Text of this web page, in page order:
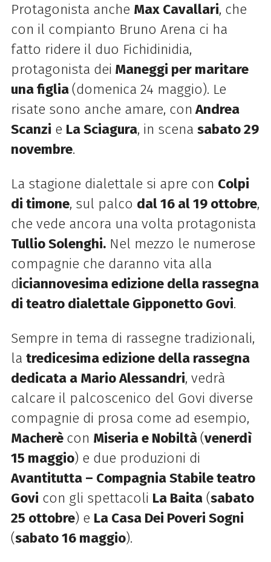
Protagonista anche Max Cavallari, che
con il compianto Bruno Arena ci ha
fatto ridere il duo Fichidinidia,
protagonista dei Maneggi per maritare
una figlia(domenica 24 maggio). Le
risate sono anche amare, con Andrea
Scanzi e La Sciagura, in scena sabato 29
novembre.
La stagione dialettale si apre con Colpi
di timone, sul palco dal 16 al 19 ottobre,
che vede ancora una volta protagonista
Tullio Solenghi.Nel mezzo le numerose
compagnie che daranno vita alla
diciannovesima edizione della rassegna
di teatro dialettale Gipponetto Govi.
Sempre in tema di rassegne tradizionali,
la tredicesima edizione della rassegna
dedicata a Mario Alessandri, vedrà
calcare il palcoscenico del Govi diverse
compagnie di prosa come ad esempio,
Macherè con Miseria e Nobiltà(venerdì
15 maggio) e due produzioni di
Avantitutta – Compagnia Stabile teatro
Govi con gli spettacoli La Baita(sabato
25 ottobre) e La Casa Dei Poveri Sogni
(sabato 16 maggio).